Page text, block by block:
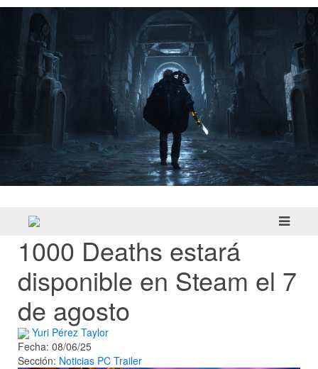
1000 Deaths estará
disponible en Steam el 7
de agosto
Yuri Pérez Taylor
Fecha: 08/06/25
Sección: Noticias PC Trailer